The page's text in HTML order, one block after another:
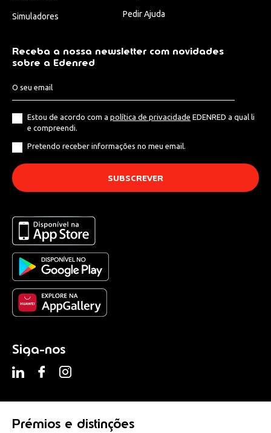
Simuladores Pedir Ajuda
Receba a nossa newsletter com novidades
sobre a Edenred
Estou de acordo com a política de privacidade EDENRED a qual li
e compreendi.
Pretendo receber informações no meu email.
Siga-nos
Prémios e distinções